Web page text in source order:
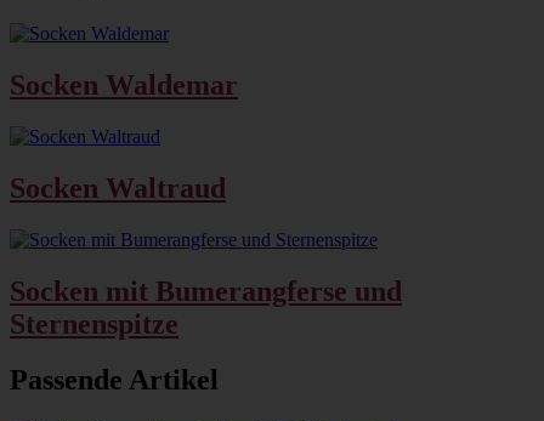
Socken Waldemar
Socken Waltraud
Socken mit Bumerangferse und
Sternenspitze
Passende Artikel